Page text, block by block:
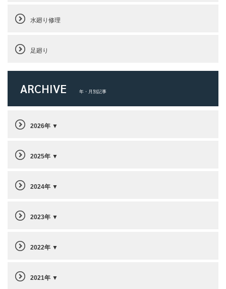
水廻り修理
足廻り
ARCHIVE 年・月別記事
2026年
2025年
2024年
2023年
2022年
2021年